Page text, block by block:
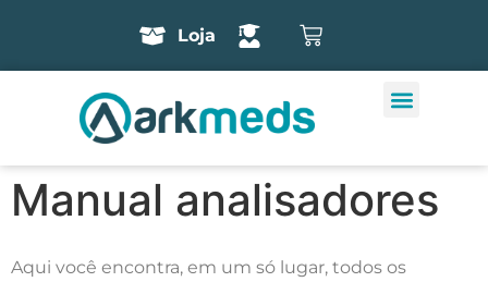
Loja
Manual analisadores
Aqui você encontra, em um só lugar, todos os